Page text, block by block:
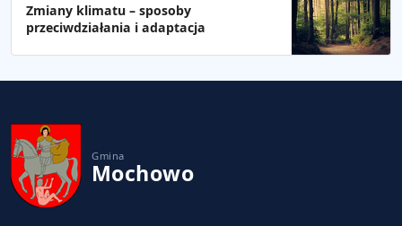
Zmiany klimatu – sposoby
przeciwdziałania i adaptacja
Gmina
Mochowo